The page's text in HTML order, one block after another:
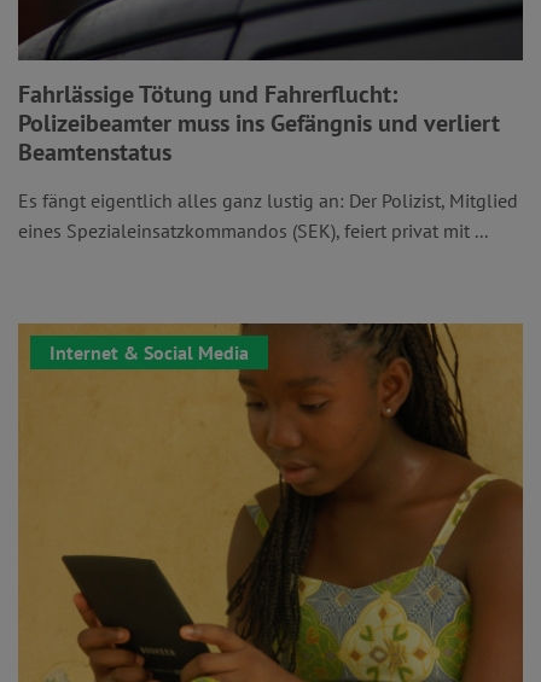
Fahrlässige Tötung und Fahrerflucht:
Polizeibeamter muss ins Gefängnis und verliert
Beamtenstatus
Es fängt eigentlich alles ganz lustig an: Der Polizist, Mitglied
eines Spezialeinsatzkommandos (SEK), feiert privat mit ...
Internet & Social Media